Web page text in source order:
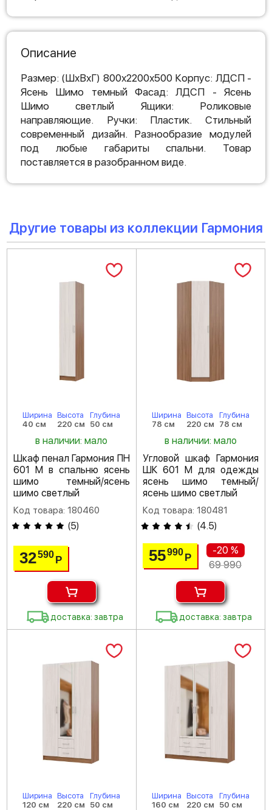
Описание
Размер: (ШхВхГ) 800х2200х500 Корпус: ЛДСП -
Ясень Шимо темный Фасад: ЛДСП - Ясень
Шимо светлый Ящики: Роликовые
направляющие. Ручки: Пластик. Стильный
современный дизайн. Разнообразие модулей
под любые габариты спальни. Товар
поставляется в разобранном виде.
Другие товары из коллекции Гармония
Ширина
40 см
Высота
220 см
Глубина
50 см
в наличии: мало
Шкаф пенал Гармония ПН
601 М в спальню ясень
шимо темный/ясень
шимо светлый
Код товара: 180460
(5)
32590Р
доставка: завтра
Ширина
78 см
Высота
220 см
Глубина
78 см
в наличии: мало
Угловой шкаф Гармония
ШК 601 М для одежды
ясень шимо темный/
ясень шимо светлый
Код товара: 180481
(4.5)
55990 Р
-20 %
69 990
доставка: завтра
Ширина
120 см
Высота
220 см
Глубина
50 см
Ширина
160 см
Высота
220 см
Глубина
50 см